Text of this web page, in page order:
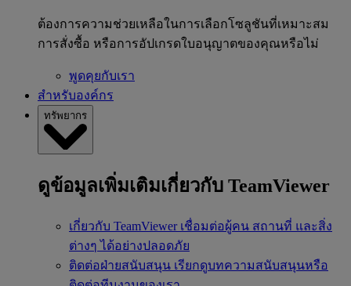
ต้องการความช่วยเหลือในการเลือกโซลูชันที่เหมาะสม
การสั่งซื้อ หรือการอัปเกรดใบอนุญาตของคุณหรือไม่
พูดคุยกับเรา
สำหรับองค์กร
ทรัพยากร
ดูข้อมูลเพิ่มเติมเกี่ยวกับ TeamViewer
เกี่ยวกับ TeamViewer เชื่อมต่อผู้คน สถานที่ และสิ่ง
ต่างๆ ได้อย่างปลอดภัย
ติดต่อฝ่ายสนับสนุน เรียกดูบทความสนับสนุนหรือ